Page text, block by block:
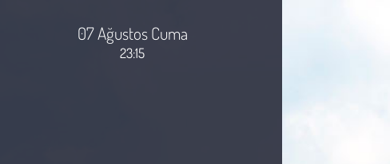
07 Ağustos Cuma
23:15